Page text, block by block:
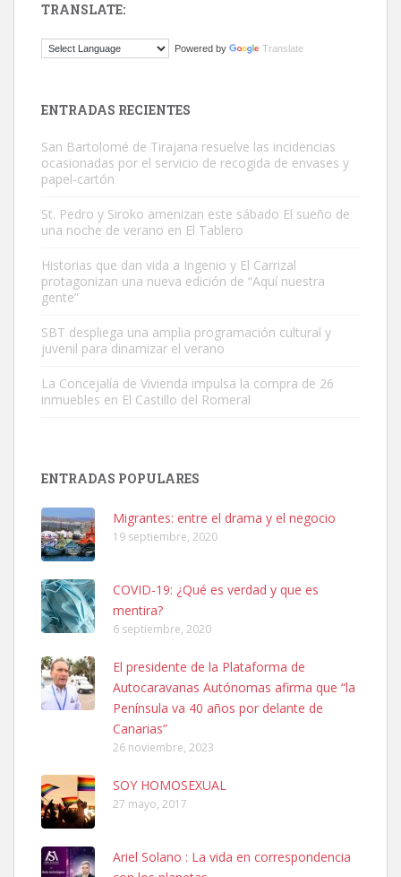
El ayuntamiento se va a llevar a Los Gatos callejeros de la zona los
Este gato macho ha aparecido en la calle hace menos de un mes,
es muy manso y extremadamente cari...
Leales.org » Gran Canaria
Leales.org » Gran Canaria
SHIBA PERDIDO AVDA JOSE MESA Y LOPEZ
PERRO MACHO RAZA SHIBA CON MICROCHIP PERDIDO HOY
06/07/2025 ZONA MESA Y LOPEZ. ES MUY ASUSTADIZO
Leales.org » Gran Canaria
6.7.2025
Ninfa perdida
TRANSLATE:
Powered by Translate
ENTRADAS RECIENTES
San Bartolomé de Tirajana resuelve las incidencias
ocasionadas por el servicio de recogida de envases y
papel-cartón
St. Pedro y Siroko amenizan este sábado El sueño de
una noche de verano en El Tablero
Historias que dan vida a Ingenio y El Carrizal
protagonizan una nueva edición de “Aquí nuestra
gente”
SBT despliega una amplia programación cultural y
juvenil para dinamizar el verano
La Concejalía de Vivienda impulsa la compra de 26
inmuebles en El Castillo del Romeral
ENTRADAS POPULARES
Migrantes: entre el drama y el negocio
19 septiembre, 2020
COVID-19: ¿Qué es verdad y que es
mentira?
6 septiembre, 2020
El presidente de la Plataforma de
Autocaravanas Autónomas afirma que “la
Península va 40 años por delante de
Canarias”
26 noviembre, 2023
SOY HOMOSEXUAL
27 mayo, 2017
Ariel Solano : La vida en correspondencia